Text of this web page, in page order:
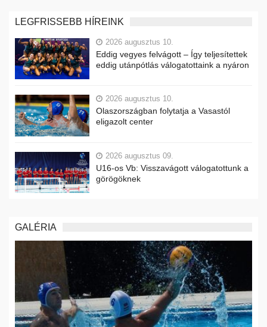
LEGFRISSEBB HÍREINK
2026 augusztus 10.
Eddig vegyes felvágott – Így teljesítettek
eddig utánpótlás válogatottaink a nyáron
2026 augusztus 10.
Olaszországban folytatja a Vasastól
eligazolt center
2026 augusztus 09.
U16-os Vb: Visszavágott válogatottunk a
görögöknek
GALÉRIA